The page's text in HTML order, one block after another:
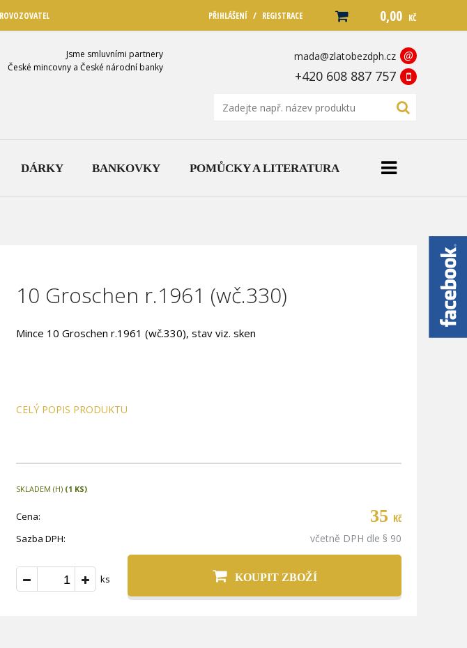
PŘIHLÁŠENÍ / REGISTRACE 0,00 KČ
Jsme smluvními partnery
České mincovny a České národní banky
mada@zlatobezdph.cz @
+420 608 887 757
DÁRKY BANKOVKY POMŮCKY A LITERATURA
10 Groschen r.1961 (wč.330)
Mince 10 Groschen r.1961 (wč.330), stav viz. sken
CELÝ POPIS PRODUKTU
SKLADEM (H) (1 KS)
Cena: 35 Kč
Sazba DPH: včetně DPH dle § 90
ks KOUPIT ZBOŽÍ